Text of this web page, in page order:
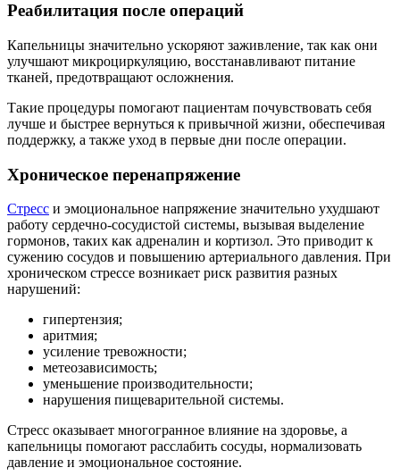
Реабилитация после операций
Капельницы значительно ускоряют заживление, так как они
улучшают микроциркуляцию, восстанавливают питание
тканей, предотвращают осложнения.
Такие процедуры помогают пациентам почувствовать себя
лучше и быстрее вернуться к привычной жизни, обеспечивая
поддержку, а также уход в первые дни после операции.
Хроническое перенапряжение
Стресс и эмоциональное напряжение значительно ухудшают
работу сердечно-сосудистой системы, вызывая выделение
гормонов, таких как адреналин и кортизол. Это приводит к
сужению сосудов и повышению артериального давления. При
хроническом стрессе возникает риск развития разных
нарушений:
гипертензия;
аритмия;
усиление тревожности;
метеозависимость;
уменьшение производительности;
нарушения пищеварительной системы.
Стресс оказывает многогранное влияние на здоровье, а
капельницы помогают расслабить сосуды, нормализовать
давление и эмоциональное состояние.